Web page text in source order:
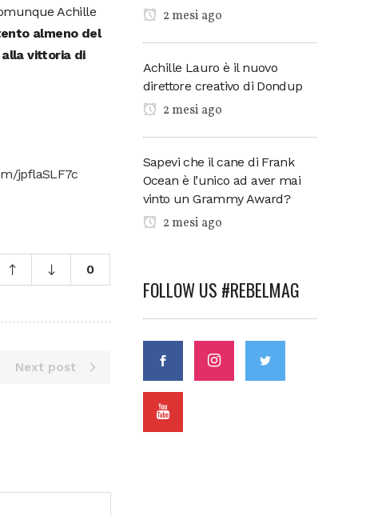
Achille
almeno del
vittoria di
jpflaSLF7c
0
Next post
2 mesi ago
Achille Lauro è il nuovo
direttore creativo di Dondup
2 mesi ago
Sapevi che il cane di Frank
Ocean è l’unico ad aver mai
vinto un Grammy Award?
2 mesi ago
FOLLOW US #REBELMAG